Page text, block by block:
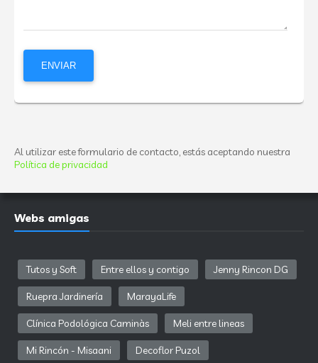
Al utilizar este formulario de contacto, estás aceptando nuestra
Política de privacidad
Webs amigas
Tutos y Soft Entre ellos y contigo Jenny Rincon DG
Ruepra Jardinería MarayaLife
Clínica Podológica Caminàs Meli entre lineas
Mi Rincón - Misaani Decoflor Puzol